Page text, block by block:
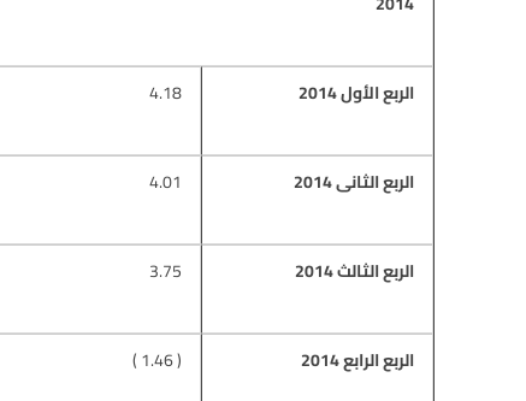
الربع الأول 2014 4.18
الربع الثانى 2014 4.01
الربع الثالث 2014 3.75
الربع الرابع 2014 ( 1.46 )